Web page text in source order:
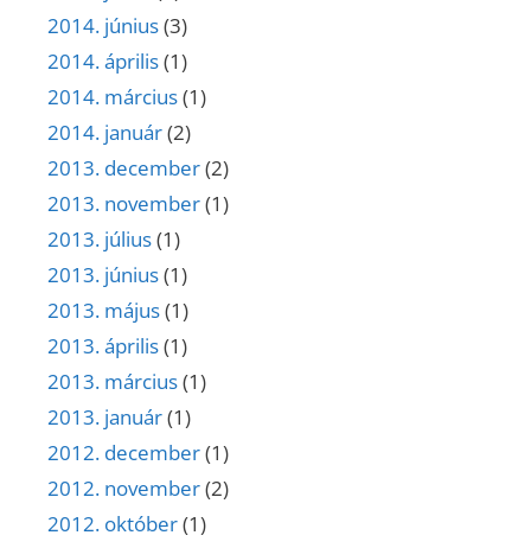
2014. június(3)
2014. április(1)
2014. március(1)
2014. január(2)
2013. december(2)
2013. november(1)
2013. július(1)
2013. június(1)
2013. május(1)
2013. április(1)
2013. március(1)
2013. január(1)
2012. december(1)
2012. november(2)
2012. október(1)